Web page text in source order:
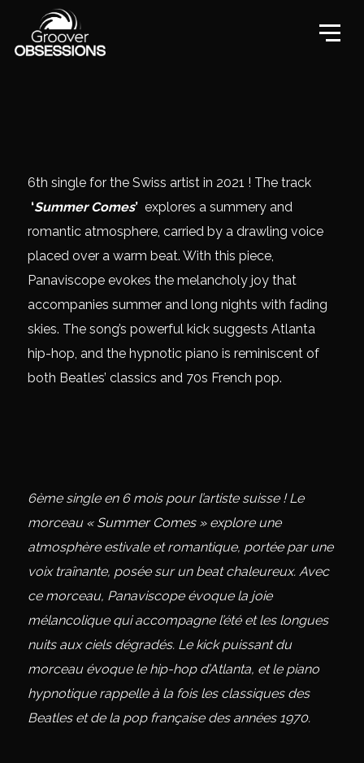
6th single for the Swiss artist in 2021 ! The track
‘Summer Comes’ explores a summery and
romantic atmosphere, carried by a drawling voice
placed over a warm beat. With this piece,
Panaviscope evokes the melancholy joy that
accompanies summer and long nights with fading
skies. The song’s powerful kick suggests Atlanta
hip-hop, and the hypnotic piano is reminiscent of
both Beatles’ classics and 70s French pop.
6èmesingle en 6 mois pour l’artiste suisse ! Le
morceau « Summer Comes »explore une
atmosphère estivale et romantique, portée par une
voix traînante, posée sur un beat chaleureux. Avec
ce morceau, Panaviscope évoque la joie
mélancolique qui accompagne l’été et les longues
nuits aux ciels dégradés. Le kick puissant du
morceau évoque le hip-hop d’Atlanta, et le piano
hypnotique rappelle à la fois les classiques des
Beatles et de la pop française des années 1970.